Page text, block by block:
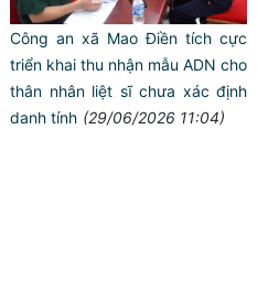
Công an xã Mao Điền tích cực
triển khai thu nhận mẫu ADN cho
thân nhân liệt sĩ chưa xác định
danh tính (29/06/2026 11:04)